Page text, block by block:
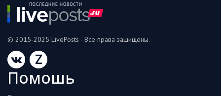
© 2015-2025 LivePosts - Все права защищены.
Z
Помошь